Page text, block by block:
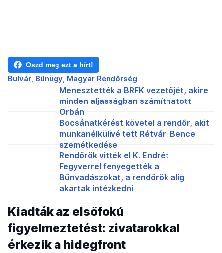
Oszd meg ezt a hírt!
Bulvár Bűnügy Magyar Rendőrség
Menesztették a BRFK vezetőjét, akire
minden aljasságban számíthatott
Orbán
Bocsánatkérést követel a rendőr, akit
munkanélkülivé tett Rétvári Bence
szemétkedése
Rendőrök vitték el K. Endrét
Fegyverrel fenyegették a
Bűnvadászokat, a rendőrök alig
akartak intézkedni
Kiadták az elsőfokú
figyelmeztetést: zivatarokkal
érkezik a hidegfront